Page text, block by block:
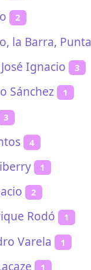
2
la Barra,
Ignacio 3
Sánchez 1
3
4
1
2
Rodó 1
Varela 1
1